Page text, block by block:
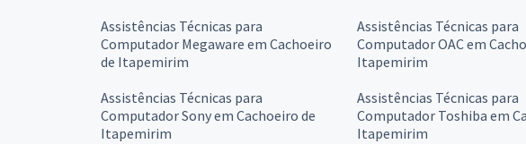
Assistências Técnicas para
Computador Megaware em Cachoeiro
de Itapemirim
Assistências Técnicas para
Computador OAC em
Itapemirim
Assistências Técnicas para
Computador Sony em Cachoeiro de
Itapemirim
Assistências Técnicas para
Computador Toshiba em
Itapemirim